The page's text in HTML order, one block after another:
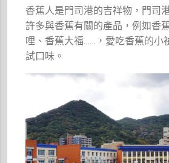
香蕉人是門司港的吉祥物，門司
許多與香蕉有關的產品，例如香
哩、香蕉大福……，愛吃香蕉的小
試口味。